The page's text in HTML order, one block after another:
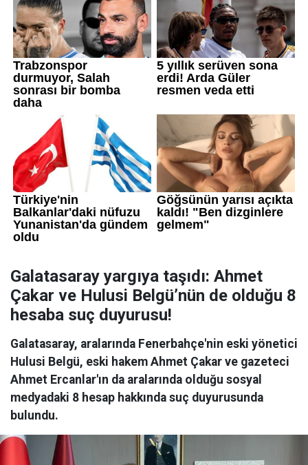
Galatasaray yargıya taşıdı: Ahmet
Çakar ve Hulusi Belgü’nün de olduğu 8
hesaba suç duyurusu!
Galatasaray, aralarında Fenerbahçe'nin eski yönetici
Hulusi Belgü, eski hakem Ahmet Çakar ve gazeteci
Ahmet Ercanlar'ın da aralarında olduğu sosyal
medyadaki 8 hesap hakkında suç duyurusunda
bulundu.